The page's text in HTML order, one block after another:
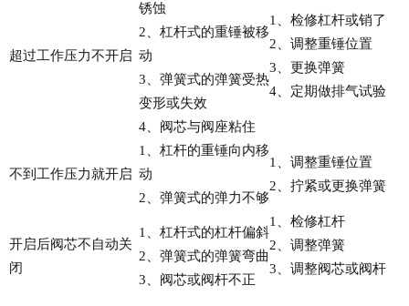
超过工作压力不开启
锈蚀
2、杠杆式的重锤被移
动
3、弹簧式的弹簧受热
变形或失效
4、阀芯与阀座粘住
1、检修杠杆或销了
2、调整重锤位置
3、更换弹簧
4、定期做排气试验
不到工作压力就开启
1、杠杆的重锤向内移
动
2、弹簧式的弹力不够
1、调整重锤位置
2、拧紧或更换弹簧
开启后阀芯不自动关
闭
1、杠杆式的杠杆偏斜
2、弹簧式的弹簧弯曲
3、阀芯或阀杆不正
1、检修杠杆
2、调整弹簧
3、调整阀芯或阀杆